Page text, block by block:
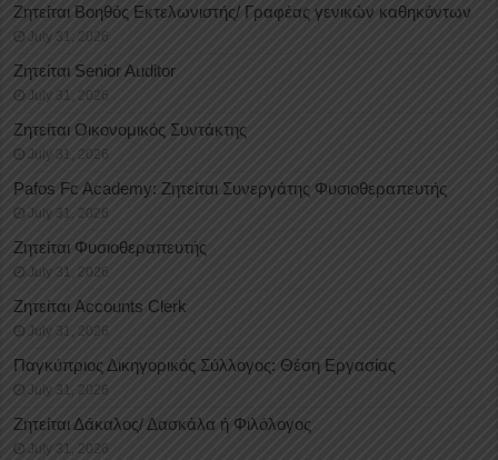
Ζητείται Βοηθός Εκτελωνιστής/ Γραφέας γενικών καθηκόντων
July 31, 2026
Ζητείται Senior Auditor
July 31, 2026
Ζητείται Οικονομικός Συντάκτης
July 31, 2026
Pafos Fc Academy: Ζητείται Συνεργάτης Φυσιοθεραπευτής
July 31, 2026
Ζητείται Φυσιοθεραπευτής
July 31, 2026
Ζητείται Accounts Clerk
July 31, 2026
Παγκύπριος Δικηγορικός Σύλλογος: Θέση Εργασίας
July 31, 2026
Ζητείται Δάκαλος/ Δασκάλα ή Φιλόλογος
July 31, 2026